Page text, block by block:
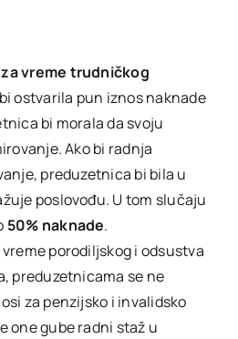
vreme trudničkog
ostvarila pun iznos naknade
bi morala da svoju
Ako bi radnja
preduzetnica bi bila u
poslovođu. U tom slučaju
50% naknade.
vreme porodiljskog i odsustva
preduzetnicama se ne
za penzijsko i invalidsko
one gube radni staž u